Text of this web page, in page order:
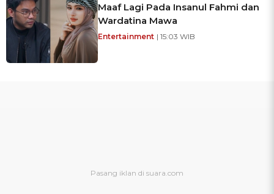
Maaf Lagi Pada Insanul Fahmi dan
Wardatina Mawa
Entertainment | 15:03 WIB